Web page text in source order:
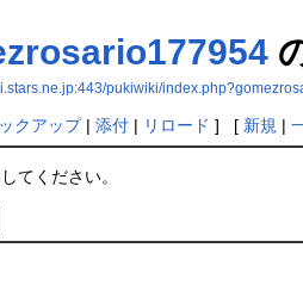
pukiwiki/
クアップ| 添付| リロード ] [ 新規 |
てください。